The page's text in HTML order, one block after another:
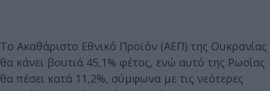
Το Ακαθάριστο Εθνικό Προϊόν (ΑΕΠ) της Ουκρανίας
θα κάνει βουτιά 45,1% φέτος, ενώ αυτό της Ρωσίας
θα πέσει κατά 11,2%, σύμφωνα με τις νεότερες